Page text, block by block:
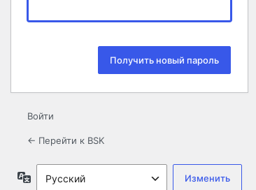
Войти
← Перейти к BSK
Язык